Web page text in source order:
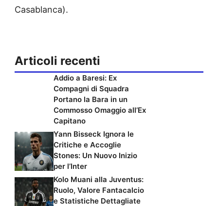
Casablanca).
Articoli recenti
Addio a Baresi: Ex
Compagni di Squadra
Portano la Bara in un
Commosso Omaggio all’Ex
Capitano
Yann Bisseck Ignora le
Critiche e Accoglie
Stones: Un Nuovo Inizio
per l’Inter
Kolo Muani alla Juventus:
Ruolo, Valore Fantacalcio
e Statistiche Dettagliate